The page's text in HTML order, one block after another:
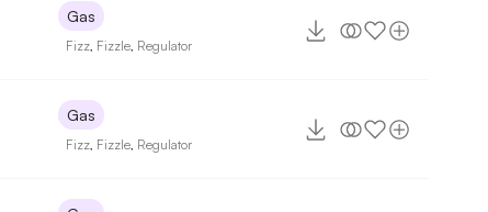
Gas
Fizz Fizzle Regulator
Gas
Fizz Fizzle Regulator